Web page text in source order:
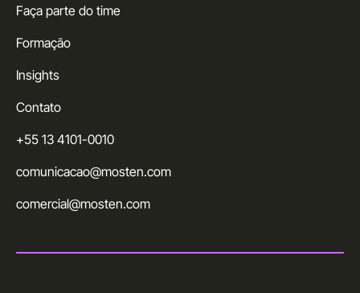
+55 13 4101-0010
comunicacao@mosten.com
comercial@mosten.com
Faça parte do time
Formação
Insights
Contato